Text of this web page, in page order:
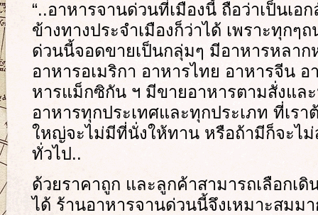
“..อาหารจานด่วนที่เมืองนี้ ถือว่าเป็นเ
ข้างทางประจำเมืองก็ว่าได้ เพราะทุกๆ
ด่วนนี้จอดขายเป็นกลุ่มๆ มีอาหารหลาก
อาหารอเมริกา อาหารไทย อาหารจีน
หารแม็กซิกัน ฯ มีขายอาหารตามสั่งแล
อาหารทุกประเทศและทุกประเภท ที่เรา
ใหญ่จะไม่มีที่นั่งให้ทาน หรือถ้ามีก็จะไม่
ทั่วไป..
ด้วยราคาถูก และลูกค้าสามารถเลือกเ
ได้ ร้านอาหารจานด่วนนี้จึงเหมาะสมม